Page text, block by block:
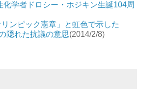
学者ドロシー・ホジキン生誕104周
ンピック憲章」と虹色で示した
隠れた抗議の意思(2014/2/8)